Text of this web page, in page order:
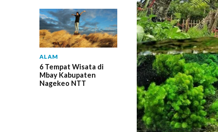
ALAM
6 Tempat Wisata di
Mbay Kabupaten
Nagekeo NTT